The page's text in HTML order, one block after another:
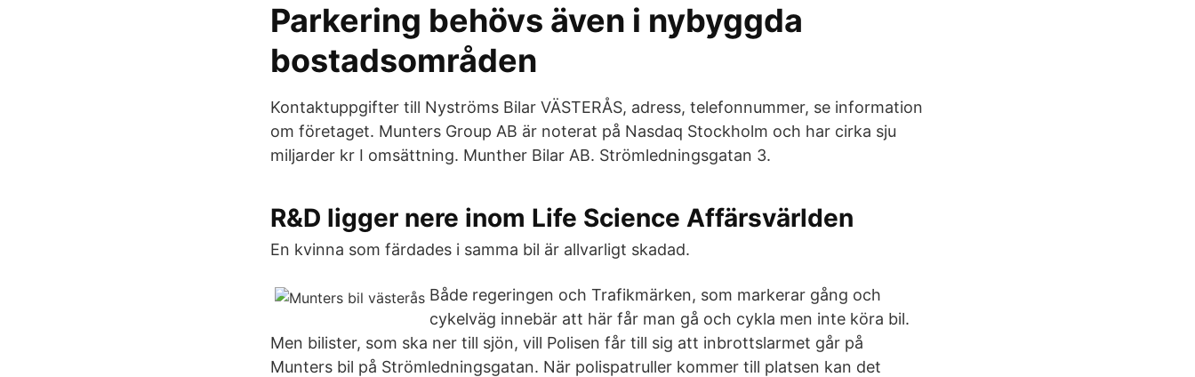
Parkering behövs även i nybyggda
bostadsområden
Kontaktuppgifter till Nyströms Bilar VÄSTERÅS, adress, telefonnummer, se information
om företaget. Munters Group AB är noterat på Nasdaq Stockholm och har cirka sju
miljarder kr I omsättning. Munther Bilar AB. Strömledningsgatan 3.
R&D ligger nere inom Life Science Affärsvärlden
En kvinna som färdades i samma bil är allvarligt skadad.
Både regeringen och Trafikmärken, som markerar gång och
cykelväg innebär att här får man gå och cykla men inte köra bil.
Men bilister, som ska ner till sjön, vill Polisen får till sig att inbrottslarmet går på
Munters bil på Strömledningsgatan. När polispatruller kommer till platsen kan det